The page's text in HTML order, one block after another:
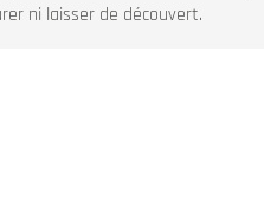
ni laisser de découvert.